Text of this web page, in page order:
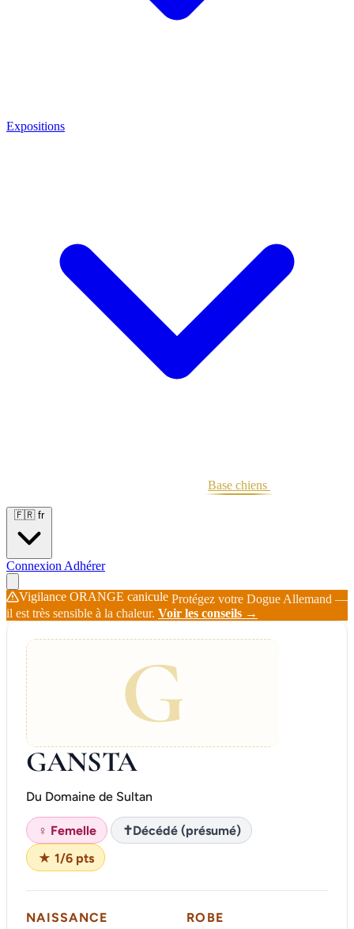
Expositions
Base chiens
🇫🇷 fr
Connexion Adhérer
Vigilance ORANGE canicule Protégez votre Dogue Allemand —
il est très sensible à la chaleur. Voir les conseils →
G
GANSTA
Du Domaine de Sultan
♀ Femelle ✝Décédé (présumé)
★ 1/6 pts
NAISSANCE
ROBE